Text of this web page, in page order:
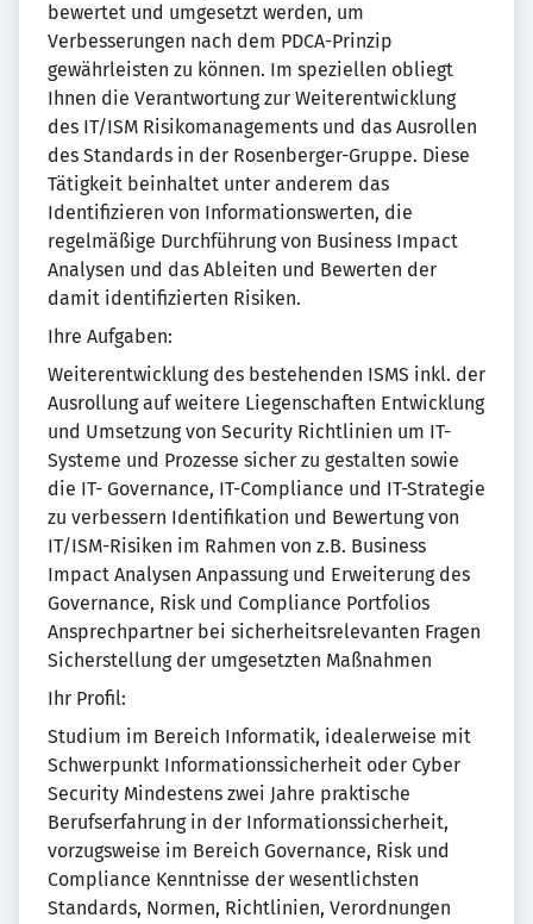
bewertet und umgesetzt werden, um
Verbesserungen nach dem PDCA-Prinzip
gewährleisten zu können. Im speziellen obliegt
Ihnen die Verantwortung zur Weiterentwicklung
des IT/ISM Risikomanagements und das Ausrollen
des Standards in der Rosenberger-Gruppe. Diese
Tätigkeit beinhaltet unter anderem das
Identifizieren von Informationswerten, die
regelmäßige Durchführung von Business Impact
Analysen und das Ableiten und Bewerten der
damit identifizierten Risiken.
Ihre Aufgaben:
Weiterentwicklung des bestehenden ISMS inkl. der
Ausrollung auf weitere Liegenschaften Entwicklung
und Umsetzung von Security Richtlinien um IT-
Systeme und Prozesse sicher zu gestalten sowie
die IT- Governance, IT-Compliance und IT-Strategie
zu verbessern Identifikation und Bewertung von
IT/ISM-Risiken im Rahmen von z.B. Business
Impact Analysen Anpassung und Erweiterung des
Governance, Risk und Compliance Portfolios
Ansprechpartner bei sicherheitsrelevanten Fragen
Sicherstellung der umgesetzten Maßnahmen
Ihr Profil:
Studium im Bereich Informatik, idealerweise mit
Schwerpunkt Informationssicherheit oder Cyber
Security Mindestens zwei Jahre praktische
Berufserfahrung in der Informationssicherheit,
vorzugsweise im Bereich Governance, Risk und
Compliance Kenntnisse der wesentlichsten
Standards, Normen, Richtlinien, Verordnungen